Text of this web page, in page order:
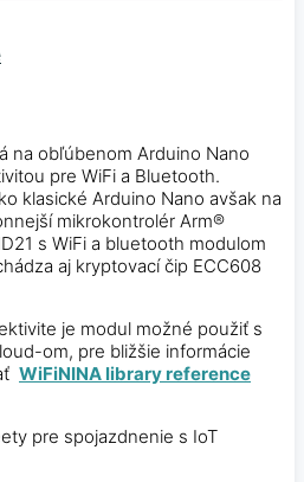
na obľúbenom Arduino Nano
pre WiFi a Bluetooth.
klasické Arduino Nano avšak na
mikrokontrolér Arm®
s WiFi a bluetooth modulom
aj kryptovací čip ECC608
je modul možné použiť s
om, pre bližšie informácie
WiFiNINA library reference
pre spojazdnenie s IoT